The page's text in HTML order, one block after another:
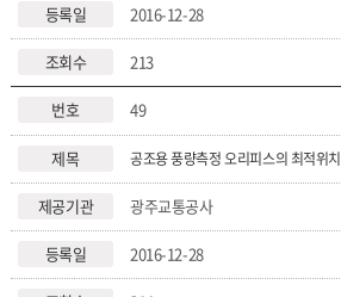
2016-12-28
213
49
공조용 풍량측정 오리피스의 최적위치
광주교통공사
2016-12-28